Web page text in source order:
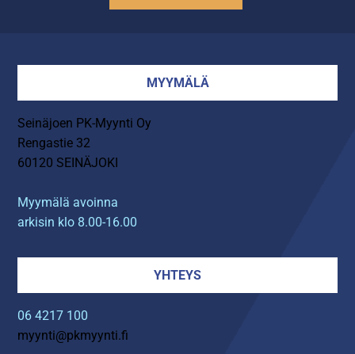
MYYMÄLÄ
Seinäjoen PK-Myynti Oy
Rengastie 32
60120 SEINÄJOKI
Myymälä avoinna
arkisin klo 8.00-16.00
YHTEYS
06 4217 100
myynti@pkmyynti.fi